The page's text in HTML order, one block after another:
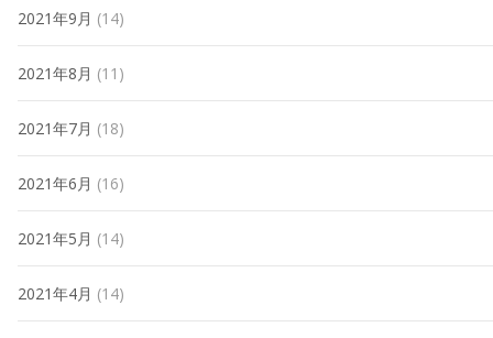
2021年9月 (14)
2021年8月 (11)
2021年7月 (18)
2021年6月 (16)
2021年5月 (14)
2021年4月 (14)